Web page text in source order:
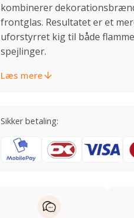
kombinerer
frontglas. Resultatet er et
uforstyrret kig til både
spejlinger.
Læs mere
Sikker betaling: